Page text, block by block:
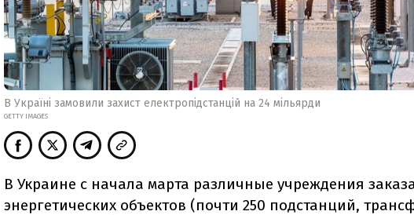
В Україні замовили захист електропідстанцій на 24 мільярди
GETTY IMAGES
В Украине с начала марта различные учреждения
энергетических объектов (почти 250 подстанций,